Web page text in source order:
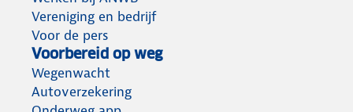
Vereniging en bedrijf
Voor de pers
Voorbereid op weg
Wegenwacht
Autoverzekering